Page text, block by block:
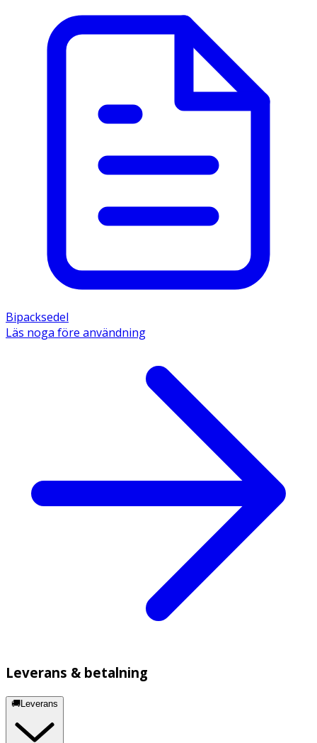
Bipacksedel
Läs noga före användning
Leverans & betalning
🚚Leverans